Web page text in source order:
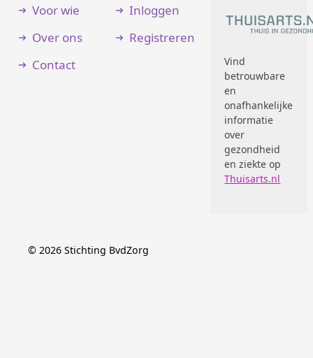
Voor wie
Over ons
Contact
Inloggen
Registreren
Vind
betrouwbare
en
onafhankelijke
informatie
over
gezondheid
en ziekte op
Thuisarts.nl
© 2026 Stichting BvdZorg